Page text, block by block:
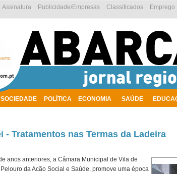
SOCIEDADE POLÍTICA ECONOMIA SAÚDE
Emprego
Classificados
Publicidade/Empresas
Assinatura
- Tratamentos nas Termas da Ladeira
anos anteriores, a Câmara Municipal de Vila de
da Acão Social e Saúde, promove uma época